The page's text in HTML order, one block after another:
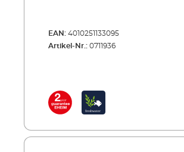
EAN: 4010251133095
Artikel-Nr.: 0711936